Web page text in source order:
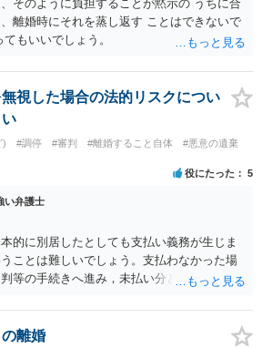
そのように負担することが黙示の うちに合
離婚時にそれを蒸し返す ことはできないで
もいいでしょう。
視した場合の法的リスクについ
) #調停 #審判 #離婚すること自体
#悪意の遺棄
役にたった 5
い弁護士
的に別居したとしても支払い義務が生じま
ことは難しいでしょう。支払わなかった場
等の手続きへ進み，未払い分として差押を
離婚